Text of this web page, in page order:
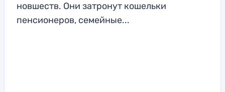
новшеств. Они затронут кошельки
пенсионеров, семейные...